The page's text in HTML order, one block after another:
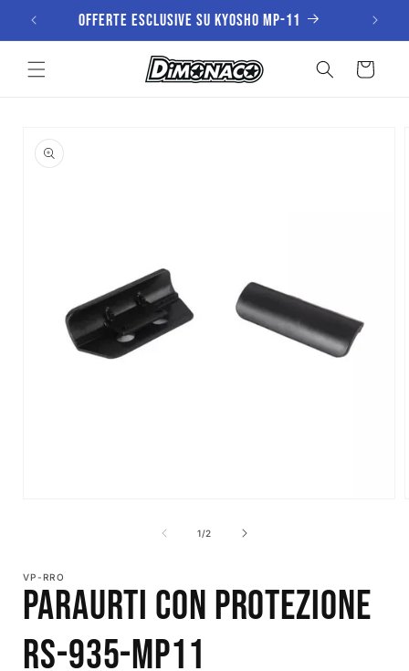
direttamenteOfferte esclusive su KYOSHO MP-11
Carrello
informazioni
sul prodotto
finestra
modale
1/su
2
VP-RRO
Paraurti con protezione
RS-935-MP11